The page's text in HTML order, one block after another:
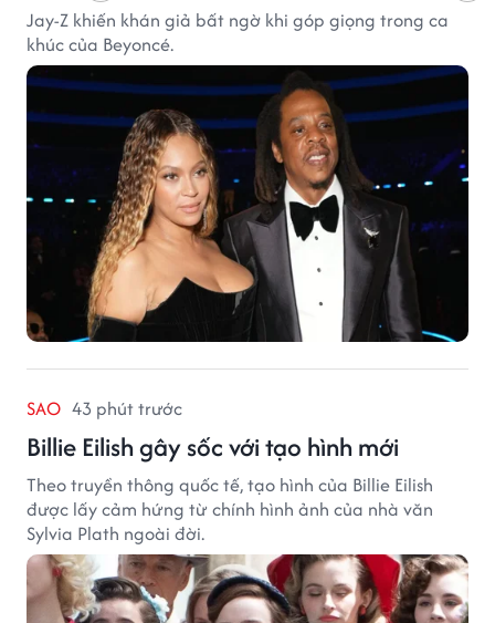
Jay-Z khiến khán giả bất ngờ khi góp giọng trong ca
khúc của Beyoncé.
SAO 43 phút trước
Billie Eilish gây sốc với tạo hình mới
Theo truyền thông quốc tế, tạo hình của Billie Eilish
được lấy cảm hứng từ chính hình ảnh của nhà văn
Sylvia Plath ngoài đời.